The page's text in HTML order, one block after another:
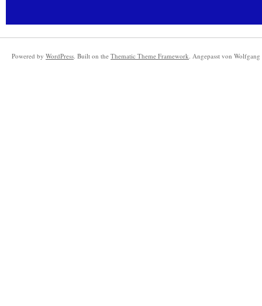
Powered by WordPress. Built on the Thematic Theme Framework. Angepasst von